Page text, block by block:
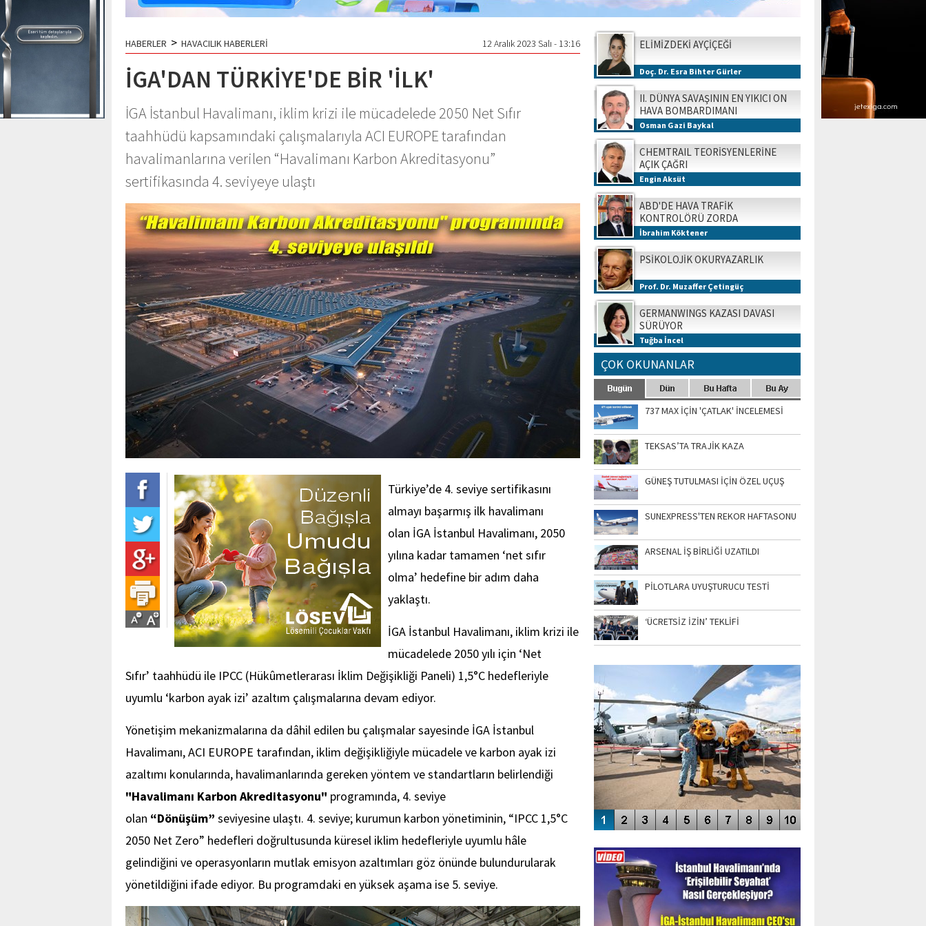
HABERLER > HAVACILIK HABERLERİ 12 Aralık 2023 Salı - 13:16
İGA'DAN TÜRKİYE'DE BİR 'İLK'
İGA İstanbul Havalimanı, iklim krizi ile mücadelede 2050 Net Sıfır
taahhüdü kapsamındaki çalışmalarıyla ACI EUROPE tarafından
havalimanlarına verilen “Havalimanı Karbon Akreditasyonu”
sertifikasında 4. seviyeye ulaştı
Türkiye’de 4. seviye sertifikasını
almayı başarmış ilk havalimanı
olan İGA İstanbul Havalimanı, 2050
yılına kadar tamamen ‘net sıfır
olma’ hedefine bir adım daha
yaklaştı.
İGA İstanbul Havalimanı, iklim krizi ile
mücadelede 2050 yılı için ‘Net
Sıfır’ taahhüdü ile IPCC (Hükûmetlerarası İklim Değişikliği Paneli) 1,5°C hedefleriyle
uyumlu ‘karbon ayak izi’ azaltım çalışmalarına devam ediyor.
Yönetişim mekanizmalarına da dâhil edilen bu çalışmalar sayesinde İGA İstanbul
Havalimanı, ACI EUROPE tarafından, iklim değişikliğiyle mücadele ve karbon ayak izi
azaltımı konularında, havalimanlarında gereken yöntem ve standartların belirlendiği
"Havalimanı Karbon Akreditasyonu" programında, 4. seviye
olan “Dönüşüm” seviyesine ulaştı. 4. seviye; kurumun karbon yönetiminin, “IPCC 1,5°C
2050 Net Zero” hedefleri doğrultusunda küresel iklim hedefleriyle uyumlu hâle
gelindiğini ve operasyonların mutlak emisyon azaltımları göz önünde bulundurularak
yönetildiğini ifade ediyor. Bu programdaki en yüksek aşama ise 5. seviye.
ELİMİZDEKİ AYÇİÇEĞİ
Doç. Dr. Esra Bihter Gürler
II. DÜNYA SAVAŞININ EN YIKICI ON
HAVA BOMBARDIMANI
Osman Gazi Baykal
CHEMTRAIL TEORİSYENLERİNE
AÇIK ÇAĞRI
Engin Aksüt
ABD'DE HAVA TRAFİK
KONTROLÖRÜ ZORDA
İbrahim Köktener
PSİKOLOJİK OKURYAZARLIK
Prof. Dr. Muzaffer Çetingüç
GERMANWINGS KAZASI DAVASI
SÜRÜYOR
Tuğba İncel
ÇOK OKUNANLAR
737 MAX İÇİN 'ÇATLAK' İNCELEMESİ
TEKSAS’TA TRAJİK KAZA
GÜNEŞ TUTULMASI İÇİN ÖZEL UÇUŞ
SUNEXPRESS'TEN REKOR HAFTASONU
ARSENAL İŞ BİRLİĞİ UZATILDI
PİLOTLARA UYUŞTURUCU TESTİ
‘ÜCRETSİZ İZİN’ TEKLİFİ
SİNGAPUR AIRSHOW-2020
ENGELLERİN AŞILDIĞI HAVALİMANI